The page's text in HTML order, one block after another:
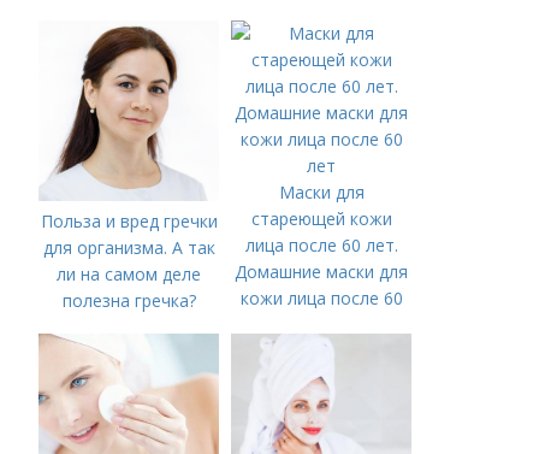
Польза и вред гречки
для организма. А так
ли на самом деле
полезна гречка?
Маски для
стареющей кожи
лица после 60 лет.
Домашние маски для
кожи лица после 60